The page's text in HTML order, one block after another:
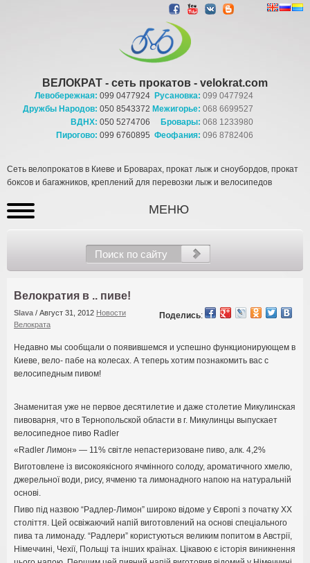
ВЕЛОКРАТ - сеть прокатов - velokrat.com
Левобережная: 099 0477924
Дружбы Народов: 050 8543372
ВДНХ: 050 5274706
Пирогово: 099 6760895
Русановка: 099 0477924
Межигорье: 068 6699527
Бровары: 068 1233980
Феофания: 096 8782406
Сеть велопрокатов в Киеве и Броварах, прокат лыж и сноубордов, прокат
боксов и багажников, креплений для перевозки лыж и велосипедов
МЕНЮ
Велократия в .. пиве!
Поделись:
Slava / Август 31, 2012 Новости
Велократа
Недавно мы сообщали о появившемся и успешно функционирующем в
Киеве, вело- пабе на колесах. А теперь хотим познакомить вас с
велосипедным пивом!
Знаменитая уже не первое десятилетие и даже столетие Микулинская
пивоварня, что в Тернопольской области в г. Микулинцы выпускает
велосипедное пиво Radler
«Radler Лимон» — 11% світле непастеризоване пиво, алк. 4,2%
Виготовлене із високоякісного ячмінного солоду, ароматичного хмелю,
джерельної води, рису, ячменю та лимонадного напою на натуральній
основі.
Пиво під назвою “Радлер-Лимон” широко відоме у Європі з початку ХХ
століття. Цей освіжаючий напій виготовлений на основі спеціального
пива та лимонаду. “Радлери” користуються великим попитом в Австрії,
Німеччині, Чехії, Польщі та інших країнах. Цікавою є історія виникнення